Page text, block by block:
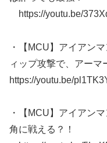
https://youtu.be/
・【MCU】アイアン
ィップ攻撃で、アー
https://youtu.be/
・【MCU】アイアン
角に戦える？！